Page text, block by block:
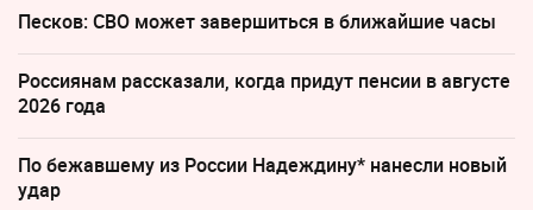
Песков: СВО может завершиться в ближайшие часы
Россиянам рассказали, когда придут пенсии в августе
2026 года
По бежавшему из России Надеждину* нанесли новый
удар